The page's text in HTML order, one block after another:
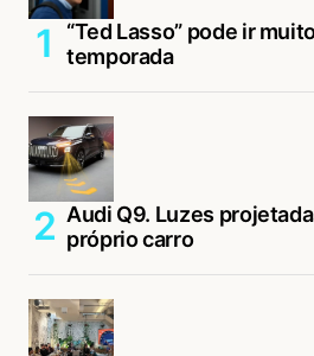
“Ted Lasso” pode ir
temporada
Audi Q9. Luzes
próprio carro